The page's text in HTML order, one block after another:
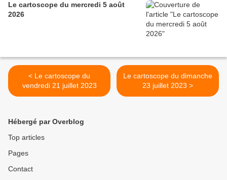
Le cartoscope du mercredi 5 août
2026
< Le cartoscope du
vendredi 21 juillet 2023
Le cartoscope du dimanche
23 juillet 2023 >
Hébergé par Overblog
Top articles
Pages
Contact